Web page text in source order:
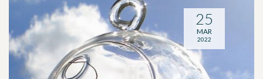
25
MAR
2022